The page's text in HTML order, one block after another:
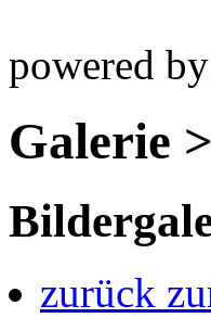
powered by
Galerie
zurück